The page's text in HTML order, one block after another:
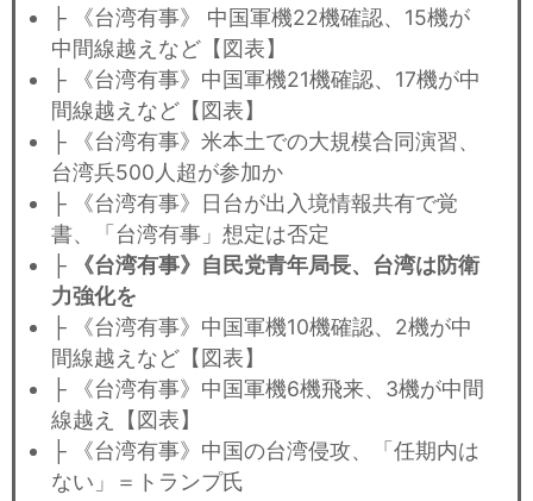
├ 《台湾有事》 中国軍機22機確認、15機が
中間線越えなど【図表】
├ 《台湾有事》中国軍機21機確認、17機が中
間線越えなど【図表】
├ 《台湾有事》米本土での大規模合同演習、
台湾兵500人超が参加か
├ 《台湾有事》日台が出入境情報共有で覚
書、「台湾有事」想定は否定
├
《台湾有事》自民党青年局長、台湾は防衛
力強化を
├ 《台湾有事》中国軍機10機確認、2機が中
間線越えなど【図表】
├ 《台湾有事》中国軍機6機飛来、3機が中間
線越え【図表】
├ 《台湾有事》中国の台湾侵攻、「任期内は
ない」＝トランプ氏